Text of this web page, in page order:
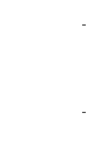
-
-